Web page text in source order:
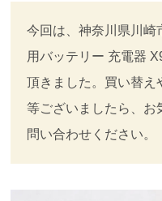
今回は、神奈川県川崎
用バッテリー 充電器
頂きました。買い替え
等ございましたら、お
問い合わせください。